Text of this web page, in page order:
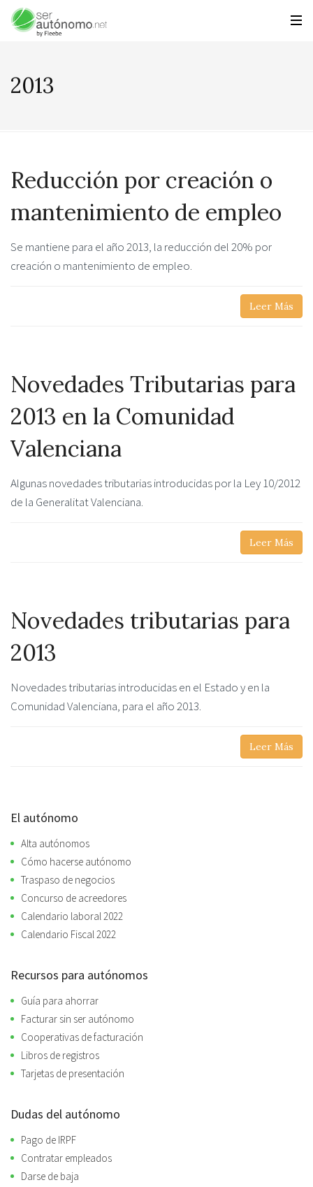
2013
Reducción por creación o
mantenimiento de empleo
Se mantiene para el año 2013, la reducción del 20% por
creación o mantenimiento de empleo.
Leer Más
Novedades Tributarias para
2013 en la Comunidad
Valenciana
Algunas novedades tributarias introducidas por la Ley 10/2012
de la Generalitat Valenciana.
Leer Más
Novedades tributarias para
2013
Novedades tributarias introducidas en el Estado y en la
Comunidad Valenciana, para el año 2013.
Leer Más
El autónomo
Alta autónomos
Cómo hacerse autónomo
Traspaso de negocios
Concurso de acreedores
Calendario laboral 2022
Calendario Fiscal 2022
Recursos para autónomos
Guía para ahorrar
Facturar sin ser autónomo
Cooperativas de facturación
Libros de registros
Tarjetas de presentación
Dudas del autónomo
Pago de IRPF
Contratar empleados
Darse de baja